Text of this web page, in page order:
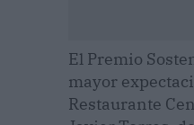
El Premio
mayor
Restaurante